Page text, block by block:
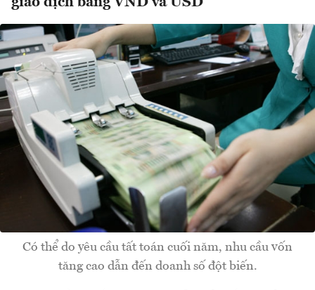
Có thể do yêu cầu tất toán cuối năm, nhu cầu vốn
tăng cao dẫn đến doanh số đột biến.